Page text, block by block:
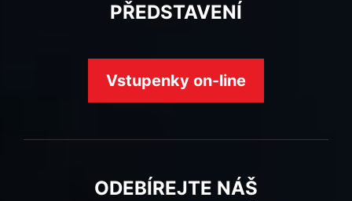
PŘEDSTAVENÍ
Vstupenky on-line
ODEBÍREJTE NÁŠ